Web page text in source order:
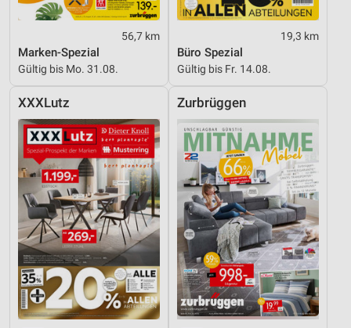
56,7 km
Marken-Spezial
Gültig bis Mo. 31.08.
19,3 km
Büro Spezial
Gültig bis Fr. 14.08.
XXXLutz Zurbrüggen